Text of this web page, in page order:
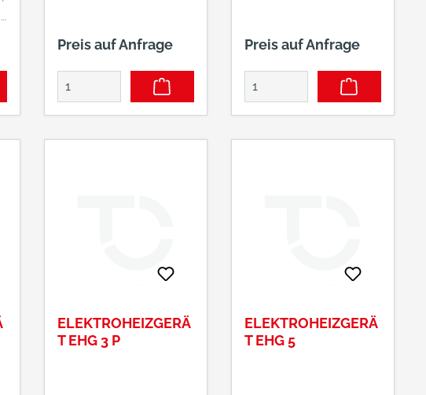
Preis auf Anfrage Preis auf Anfrage
ELEKTROHEIZGERÄ
T EHG 3 P
ELEKTROHEIZGERÄ
T EHG 5